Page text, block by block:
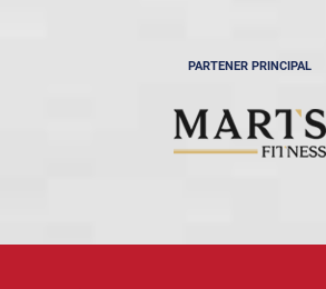
PARTENER PRINCIPAL